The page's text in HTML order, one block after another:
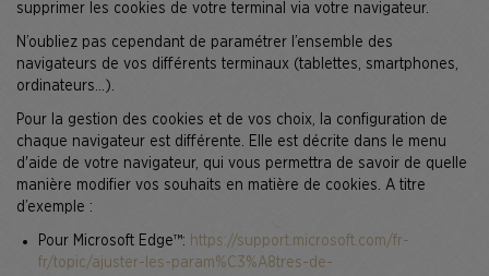
supprimer les cookies de votre terminal via votre navigateur.
N’oubliez pas cependant de paramétrer l’ensemble des
navigateurs de vos différents terminaux (tablettes, smartphones,
ordinateurs…).
Pour la gestion des cookies et de vos choix, la configuration de
chaque navigateur est différente. Elle est décrite dans le menu
d'aide de votre navigateur, qui vous permettra de savoir de quelle
manière modifier vos souhaits en matière de cookies. A titre
d’exemple :
Pour Microsoft Edge™: https://support.microsoft.com/fr-
fr/topic/ajuster-les-param%C3%A8tres-de-